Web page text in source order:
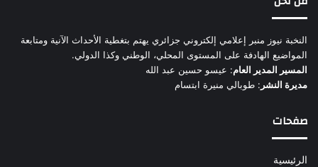
النخبة نيوز منبر إعلامي إلكتروني جزائري يهتم بتغطية الأحداث الآنية ومتابعة
المواضيع الهادفة على المستوى المحلي، الوطني وكذا الدولي.
المسير المدير العام: عيسو حسين عبد الله
مديرة النشر : طوبالي منيرة ابتسام
صفحات
الرئيسية